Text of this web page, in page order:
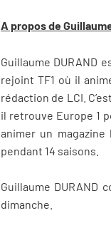
A propos de
Guillaume DURAND
rejoint TF1 où il
rédaction de LCI.
il retrouve Europe 1
animer un
pendant 14 saisons.
Guillaume DURAND
dimanche.